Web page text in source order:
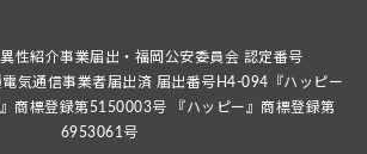
性紹介事業届出・福岡公安委員会 認定番号
気通信事業者届出済 届出番号H4-094『ハッピー
商標登録第5150003号 『ハッピー』商標登録第
6953061号